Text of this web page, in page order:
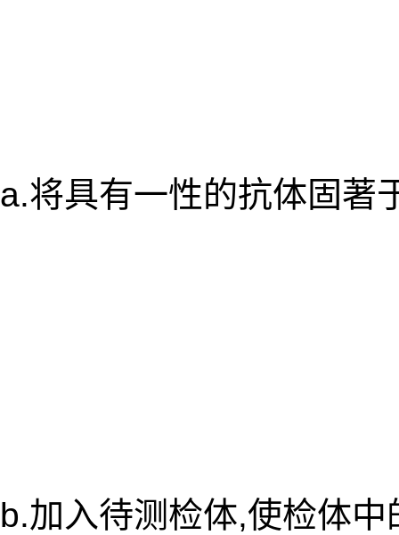
a.将具有一性的抗体固著
b.加入待测检体,使检体